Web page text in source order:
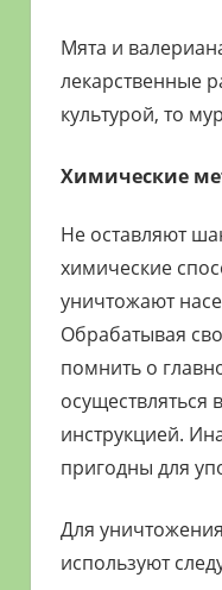
Мята и
лекарственные
культурой, то
Химические
Не оставляют
химические
уничтожают
Обрабатывая
помнить о
осуществляться
инструкцией.
пригодны для
Для
используют